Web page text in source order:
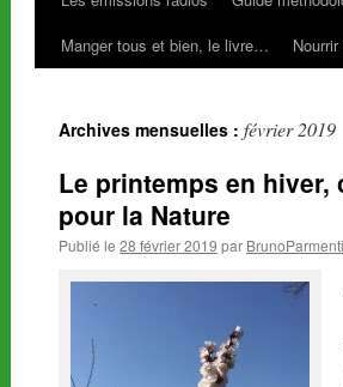
Manger tous et bien, le livre…
Archives mensuelles : février 2019
Le printemps en
pour la Nature
Publié le 28 février 2019 par